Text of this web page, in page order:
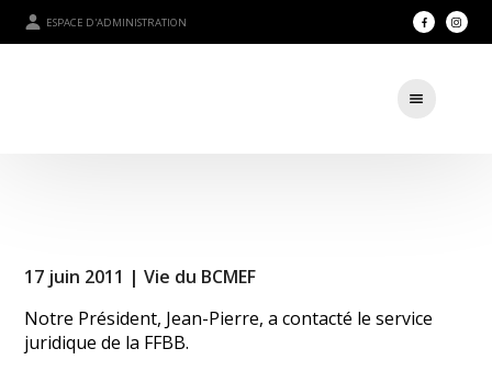
ESPACE D'ADMINISTRATION
17 juin 2011 |Vie du BCMEF
Notre Président, Jean-Pierre, a contacté le service
juridique de la FFBB.